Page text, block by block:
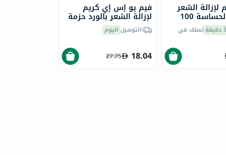
فيم يو إس إي كريم
لإزالة الشعر بالورد حزمة
قطعةالتوصيل اليوم
18.04
27.75
لإزالة الشعر
للبشرة الحساسة 100
تصلك في